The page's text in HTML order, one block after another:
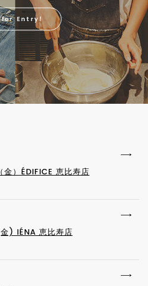
Entry!
）ÉDIFICE 恵比寿店
) IÉNA 恵比寿店